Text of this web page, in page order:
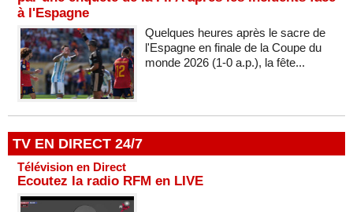
à l'Espagne
Quelques heures après le sacre de
l'Espagne en finale de la Coupe du
monde 2026 (1-0 a.p.), la fête...
TV EN DIRECT 24/7
Télévision en Direct
Ecoutez la radio RFM en LIVE